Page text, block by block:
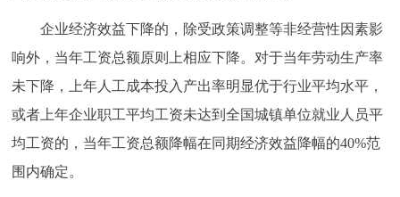
企业经济效益下降的，除受政策调整等非经营性因素影
响外，当年工资总额原则上相应下降。对于当年劳动生产率
未下降，上年人工成本投入产出率明显优于行业平均水平，
或者上年企业职工平均工资未达到全国城镇单位就业人员平
均工资的，当年工资总额降幅在同期经济效益降幅的40%范
围内确定。